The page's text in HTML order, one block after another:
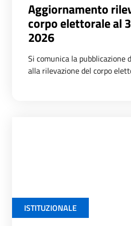
Aggiornamento
corpo elettorale al
2026
Si comunica la pubblicazione
alla rilevazione del corpo
ISTITUZIONALE